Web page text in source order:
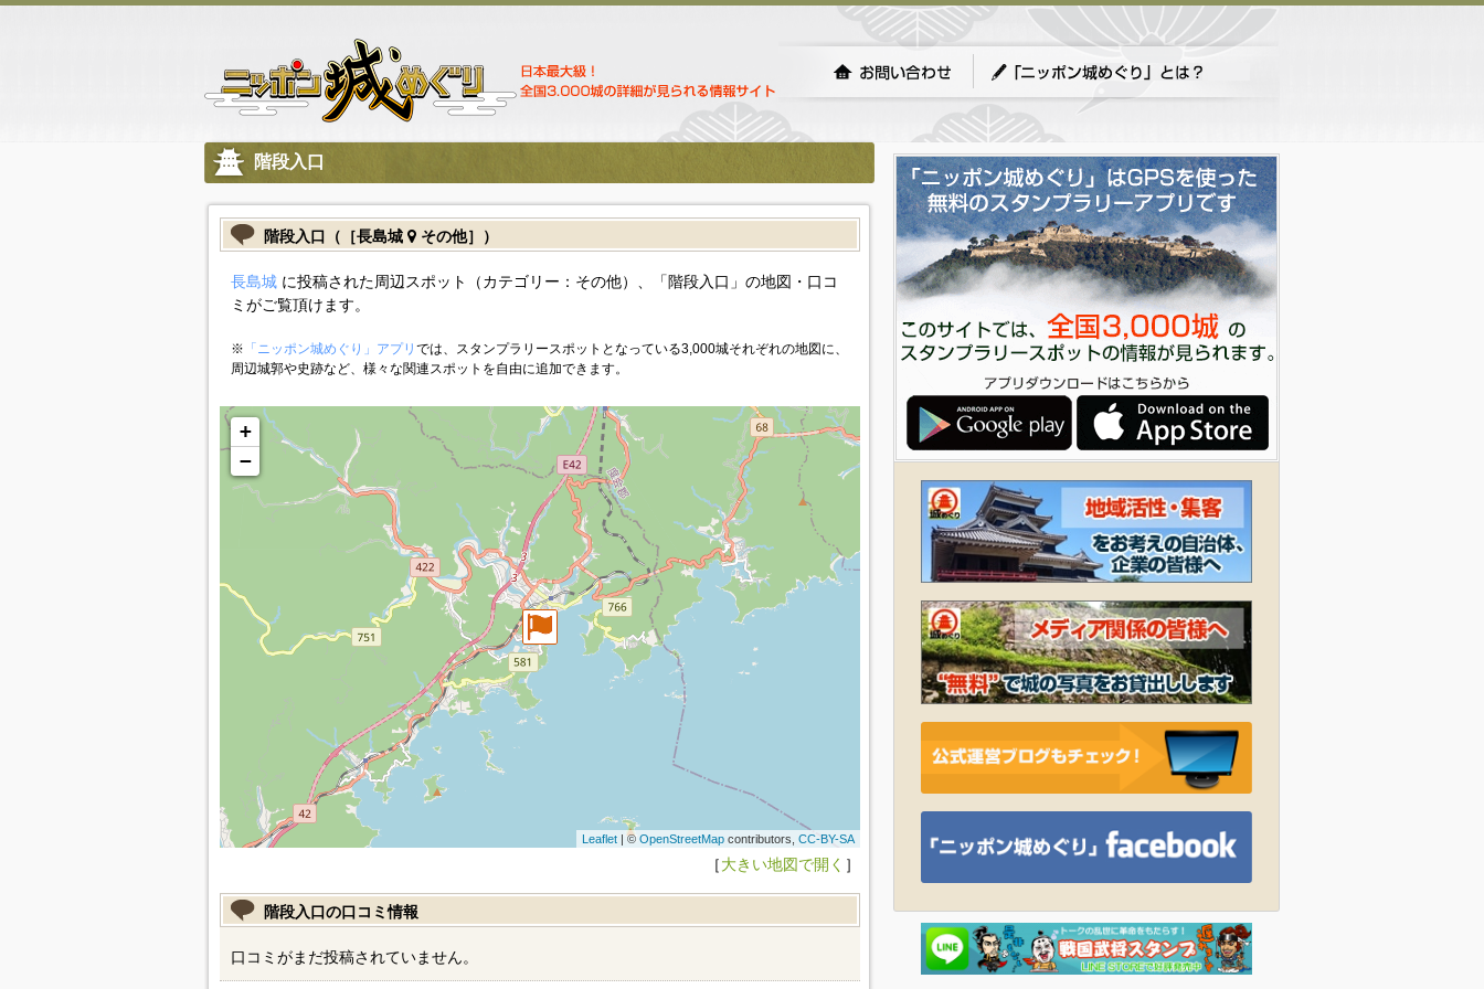
階段入口
階段入口（［長島城 その他］）
長島城に投稿された周辺スポット（カテゴリー：その他）、「階段入口」の地図・口コ
ミがご覧頂けます。
※ 「ニッポン城めぐり」アプリ では、スタンプラリースポットとなっている3,000城それぞれの地図に、
周辺城郭や史跡など、様々な関連スポットを自由に追加できます。
+
−
Leaflet| © OpenStreetMapcontributors, CC-BY-SA
［大きい地図で開く ］
階段入口の口コミ情報
口コミがまだ投稿されていません。